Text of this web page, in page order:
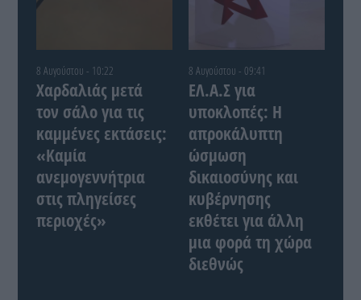
8 Αυγούστου - 10:22
Χαρδαλιάς μετά
τον σάλο για τις
καμμένες εκτάσεις:
«Καμία
ανεμογεννήτρια
στις πληγείσες
περιοχές»
8 Αυγούστου - 09:41
ΕΛ.Α.Σ για
υποκλοπές: Η
απροκάλυπτη
ώσμωση
δικαιοσύνης και
κυβέρνησης
εκθέτει για άλλη
μια φορά τη χώρα
διεθνώς